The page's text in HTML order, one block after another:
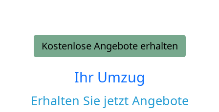
Kostenlose Angebote erhalten
Ihr Umzug
Erhalten Sie jetzt Angebote